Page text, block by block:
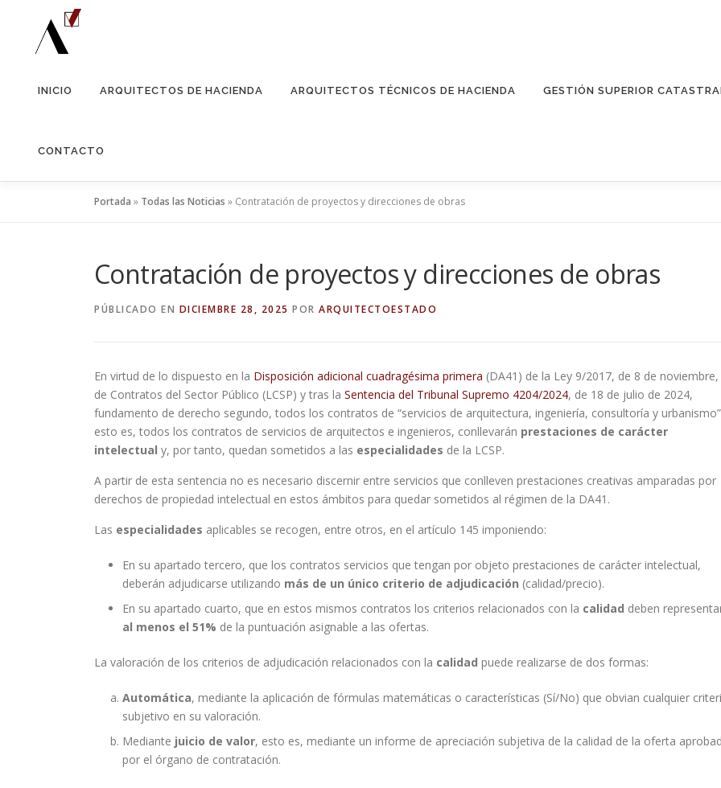
contenido
INICIO ARQUITECTOS DE HACIENDA ARQUITECTOS TÉCNICOS DE HACIENDA GESTIÓN SUPERIOR
CONTACTO
Portada » Todas las Noticias » Contratación de proyectos y direcciones de obras
Contratación de proyectos y direcciones de obras
PÚBLICADO EN DICIEMBRE 28, 2025 POR ARQUITECTOESTADO
En virtud de lo dispuesto en la Disposición adicional cuadragésima primera (DA41) de la Ley 9/2017, de 8 de noviembre,
de Contratos del Sector Público (LCSP) y tras la Sentencia del Tribunal Supremo 4204/2024, de 18 de julio de 2024,
fundamento de derecho segundo, todos los contratos de “servicios de arquitectura, ingeniería, consultoría y
esto es, todos los contratos de servicios de arquitectos e ingenieros, conllevarán prestaciones de carácter
intelectual y, por tanto, quedan sometidos a las especialidades de la LCSP.
A partir de esta sentencia no es necesario discernir entre servicios que conlleven prestaciones creativas amparadas por
derechos de propiedad intelectual en estos ámbitos para quedar sometidos al régimen de la DA41.
Las especialidades aplicables se recogen, entre otros, en el artículo 145 imponiendo:
En su apartado tercero, que los contratos servicios que tengan por objeto prestaciones de carácter intelectual,
deberán adjudicarse utilizando más de un único criterio de adjudicación (calidad/precio).
En su apartado cuarto, que en estos mismos contratos los criterios relacionados con la calidad deben
al menos el 51% de la puntuación asignable a las ofertas.
La valoración de los criterios de adjudicación relacionados con la calidad puede realizarse de dos formas:
Automática, mediante la aplicación de fórmulas matemáticas o características (Sí/No) que obvian cualquier
subjetivo en su valoración.
Mediante juicio de valor, esto es, mediante un informe de apreciación subjetiva de la calidad de la oferta
por el órgano de contratación.